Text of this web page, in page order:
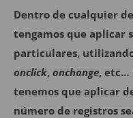
Dentro de cualquier
tengamos que aplicar
particulares,
onclick, onchange, etc…
tenemos que aplicar
número de registros